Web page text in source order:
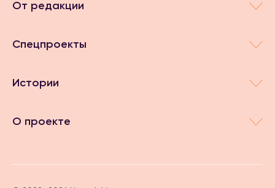
От редакции
Спецпроекты
Истории
О проекте